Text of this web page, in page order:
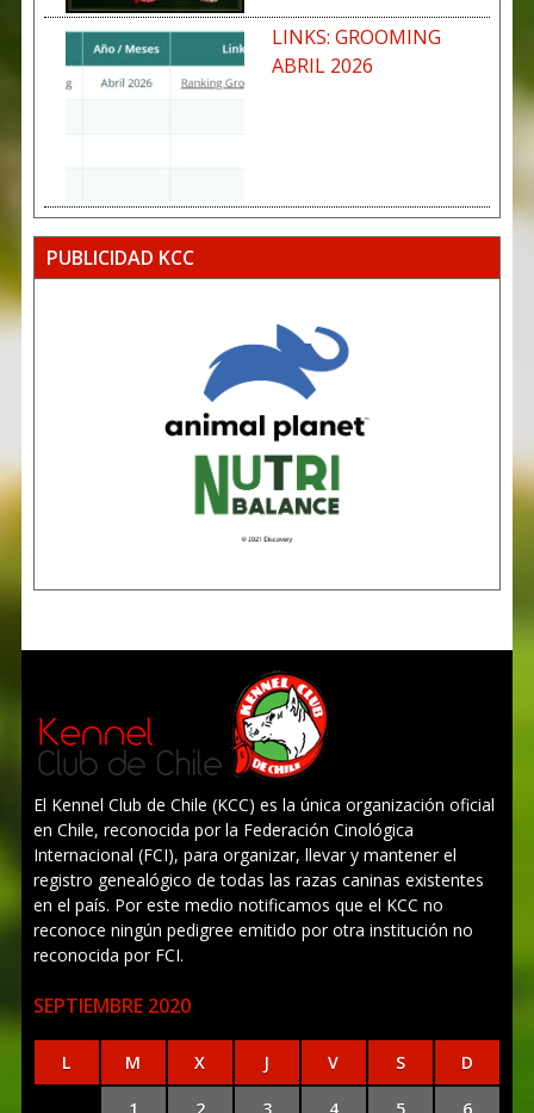
LINKS: GROOMING
ABRIL 2026
PUBLICIDAD KCC
El Kennel Club de Chile (KCC) es la única organización oficial
en Chile, reconocida por la Federación Cinológica
Internacional (FCI), para organizar, llevar y mantener el
registro genealógico de todas las razas caninas existentes
en el país. Por este medio notificamos que el KCC no
reconoce ningún pedigree emitido por otra institución no
reconocida por FCI.
SEPTIEMBRE 2020
L M X J V S D